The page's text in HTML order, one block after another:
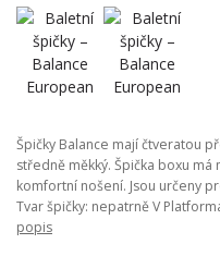
Špičky Balance mají čtveratou
středně měkký. Špička boxu
komfortní nošení. Jsou určeny
Tvar špičky: nepatrně V
popis